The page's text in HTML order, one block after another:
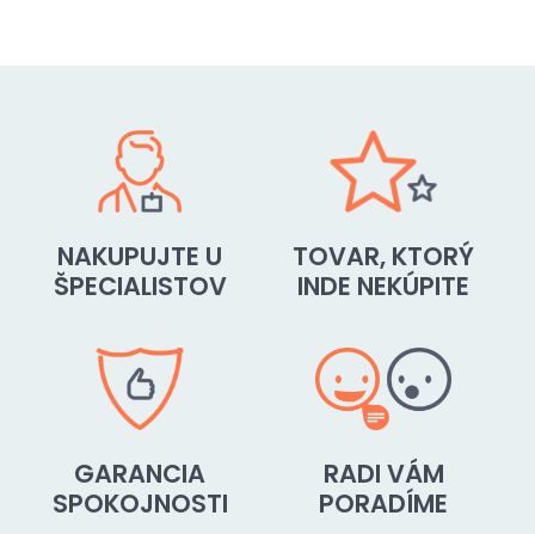
NAKUPUJTE U
ŠPECIALISTOV
TOVAR, KTORÝ
INDE NEKÚPITE
GARANCIA
SPOKOJNOSTI
RADI VÁM
PORADÍME